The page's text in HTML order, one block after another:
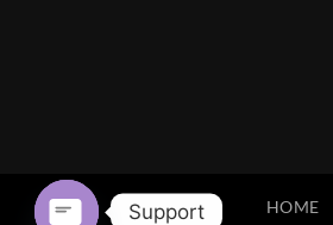
HOME
Support